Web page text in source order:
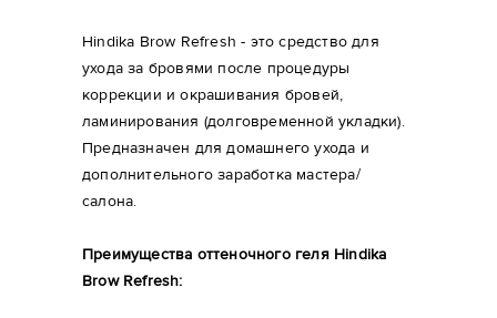
Hindika Brow Refresh - это средство для
ухода за бровями после процедуры
коррекции и окрашивания бровей,
ламинирования (долговременной укладки).
Предназначен для домашнего ухода и
дополнительного заработка мастера/
салона.
Преимущества оттеночного геля Hindika
Brow Refresh: